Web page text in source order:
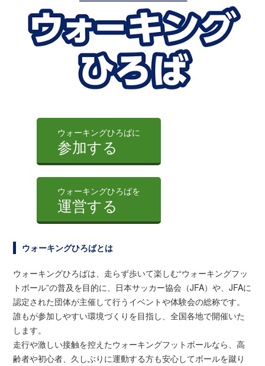
ウォーキングひろばに
参加する
ウォーキングひろばを
運営する
ウォーキングひろばとは
ウォーキングひろばは、走らず歩いて楽しむ“ウォーキングフッ
トボール”の普及を目的に、日本サッカー協会（JFA）や、JFAに
認定された団体が主催して行うイベントや体験会の総称です。
誰もが参加しやすい環境づくりを目指し、全国各地で開催いた
します。
走行や激しい接触を控えたウォーキングフットボールなら、高
齢者や初心者、久しぶりに運動する方も安心してボールを蹴り